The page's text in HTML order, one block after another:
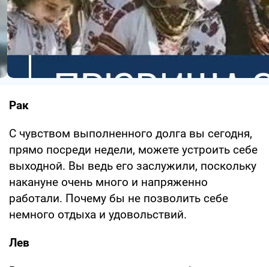
Рак
С чувством выполненного долга вы сегодня,
прямо посреди недели, можете устроить себе
выходной. Вы ведь его заслужили, поскольку
накануне очень много и напряженно
работали. Почему бы не позволить себе
немного отдыха и удовольствий.
Лев